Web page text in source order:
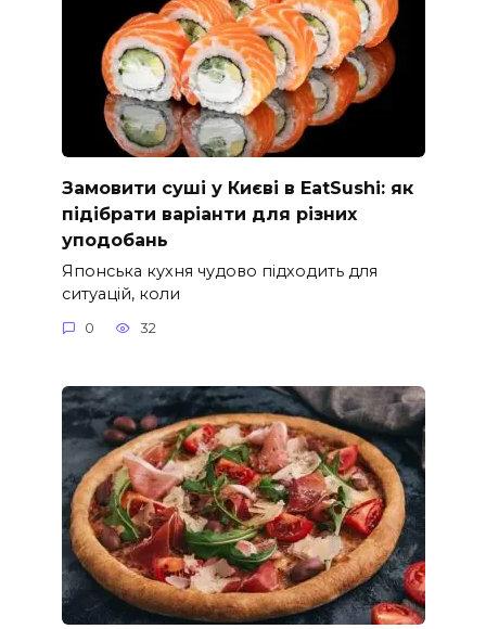
Замовити суші у Києві в EatSushi: як
підібрати варіанти для різних
уподобань
Японська кухня чудово підходить для
ситуацій, коли
0 32